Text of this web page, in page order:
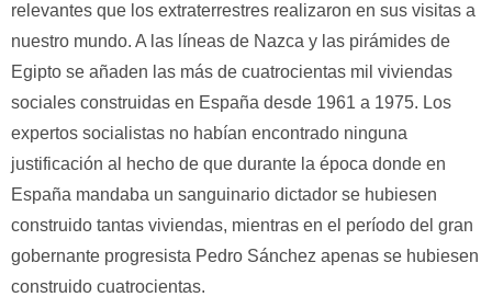
relevantes que los extraterrestres realizaron en sus visitas a
nuestro mundo. A las líneas de Nazca y las pirámides de
Egipto se añaden las más de cuatrocientas mil viviendas
sociales construidas en España desde 1961 a 1975. Los
expertos socialistas no habían encontrado ninguna
justificación al hecho de que durante la época donde en
España mandaba un sanguinario dictador se hubiesen
construido tantas viviendas, mientras en el período del gran
gobernante progresista Pedro Sánchez apenas se hubiesen
construido cuatrocientas.